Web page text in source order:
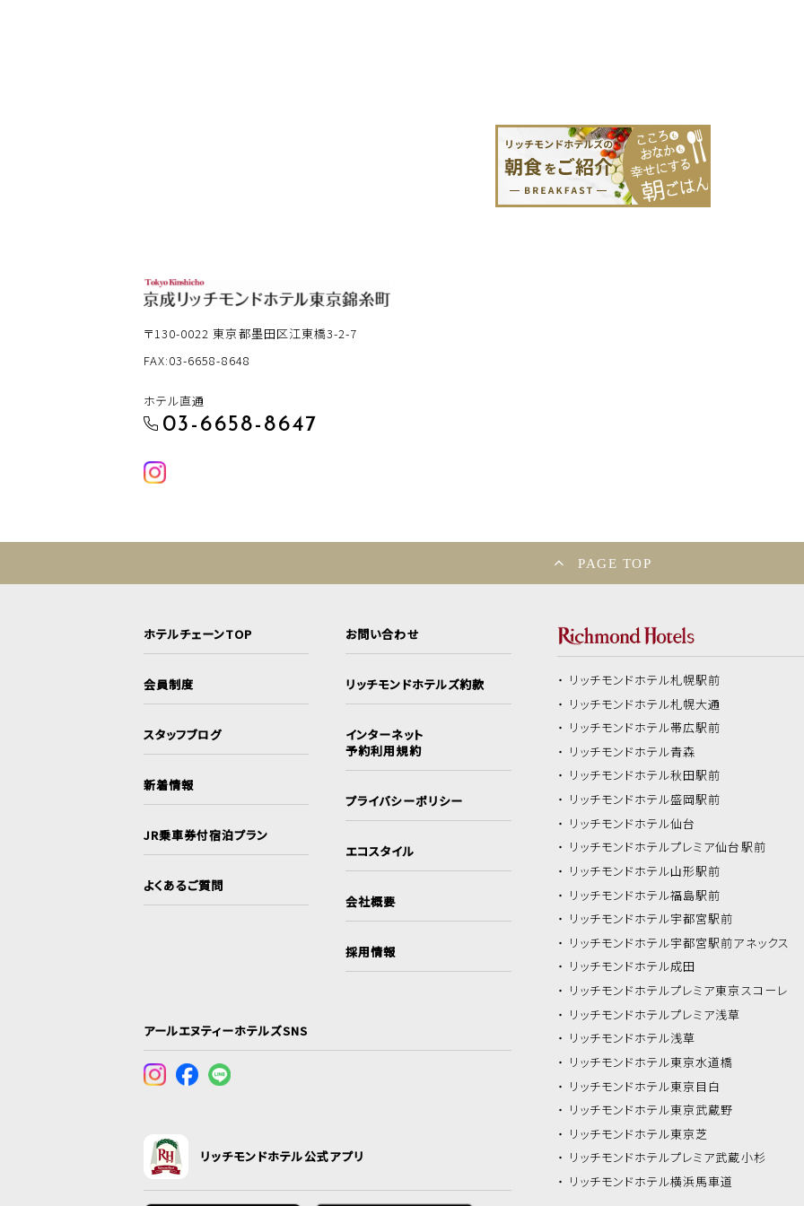
〒130-0022東京都墨田区江東橋3-2-7
FAX:03-6658-8648
ホテル直通
03-6658-8647
PAGE TOP
ホテルチェーンTOP
会員制度
スタッフブログ
新着情報
JR乗車券付宿泊プラン
よくあるご質問
お問い合わせ
リッチモンドホテルズ約款
インターネット
予約利用規約
プライバシーポリシー
エコスタイル
会社概要
採用情報
アールエヌティーホテルズSNS
リッチモンドホテル公式アプリ
リッチモンドホテル札幌駅前
リッチモンドホテル札幌大通
リッチモンドホテル帯広駅前
リッチモンドホテル青森
リッチモンドホテル秋田駅前
リッチモンドホテル盛岡駅前
リッチモンドホテル仙台
リッチモンドホテルプレミア仙台駅前
リッチモンドホテル山形駅前
リッチモンドホテル福島駅前
リッチモンドホテル宇都宮駅前
リッチモンドホテル宇都宮駅前アネックス
リッチモンドホテル成田
リッチモンドホテルプレミア東京スコーレ
リッチモンドホテルプレミア浅草
リッチモンドホテル浅草
リッチモンドホテル東京水道橋
リッチモンドホテル東京目白
リッチモンドホテル東京武蔵野
リッチモンドホテル東京芝
リッチモンドホテルプレミア武蔵小杉
リッチモンドホテル横浜馬車道